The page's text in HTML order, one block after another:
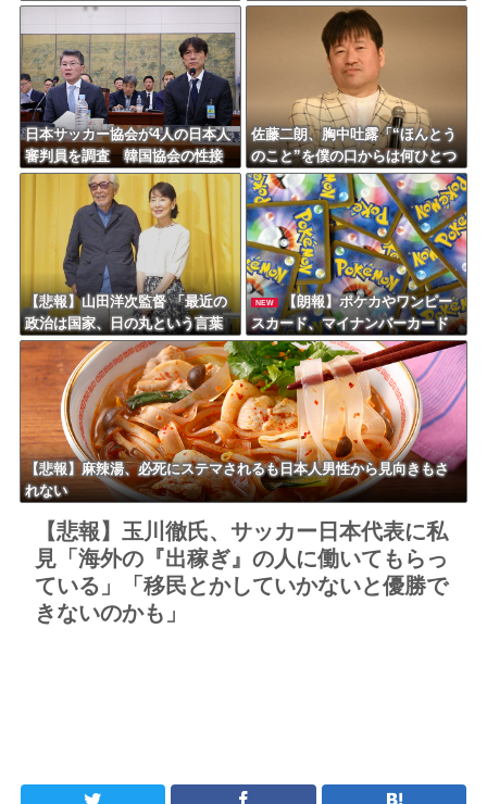
ｗｗｗｗｗｗｗｗ
日本サッカー協会が4人の日本人
審判員を調査 韓国協会の性接
待疑惑で
佐藤二朗、胸中吐露「“ほんとう
のこと”を僕の口からは何ひとつ
言えなくて… 言葉にできぬ悔
しさを日々感じております」
【悲報】山田洋次監督 「最近の
政治は国家、日の丸という言葉
を、間違った方向に使ってい
る」
NEW
【朗報】ポケカやワンピー
スカード、マイナンバーカード
がないと購入不可能へｗｗｗｗ
ｗｗｗｗ
【悲報】麻辣湯、必死にステマされるも日本人男性から見向きもさ
れない
【悲報】玉川徹氏、サッカー日本代表に私
見「海外の『出稼ぎ』の人に働いてもらっ
ている」「移民とかしていかないと優勝で
きないのかも」